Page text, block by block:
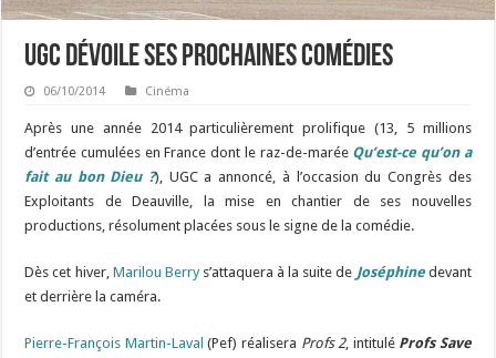
UGC dévoile ses prochaines comédies
06/10/2014 Cinéma
Après une année 2014 particulièrement prolifique (13, 5 millions
d’entrée cumulées en France dont le raz-de-marée Qu’est-ce qu’on a
fait au bon Dieu ?), UGC a annoncé, à l’occasion du Congrès des
Exploitants de Deauville, la mise en chantier de ses nouvelles
productions, résolument placées sous le signe de la comédie.
Dès cet hiver, Marilou Berrys’attaquera à la suite de Joséphinedevant
et derrière la caméra.
Pierre-François Martin-Laval (Pef) réalisera Profs 2, intitulé Profs Save